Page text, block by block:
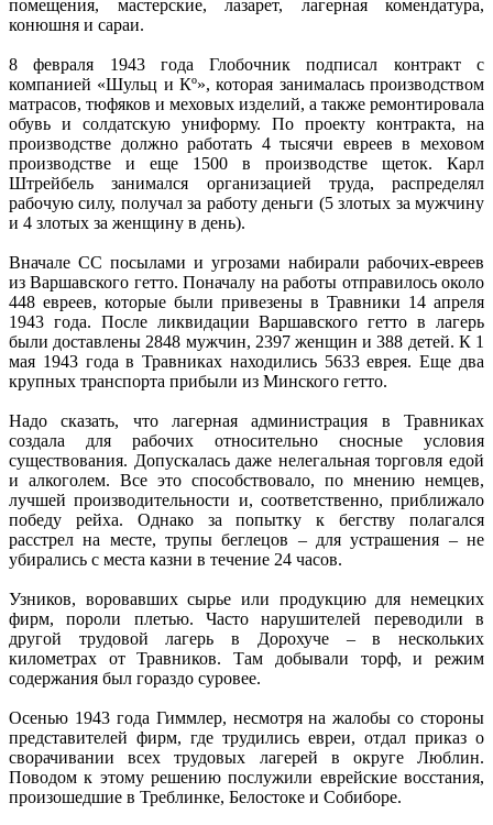
помещения, мастерские, лазарет, лагерная комендатура,
конюшня и сараи.
8 февраля 1943 года Глобочник подписал контракт с
компанией «Шульц и Кº», которая занималась производством
матрасов, тюфяков и меховых изделий, а также ремонтировала
обувь и солдатскую униформу. По проекту контракта, на
производстве должно работать 4 тысячи евреев в меховом
производстве и еще 1500 в производстве щеток. Карл
Штрейбель занимался организацией труда, распределял
рабочую силу, получал за работу деньги (5 злотых за мужчину
и 4 злотых за женщину в день).
Вначале СС посылами и угрозами набирали рабочих-евреев
из Варшавского гетто. Поначалу на работы отправилось около
448 евреев, которые были привезены в Травники 14 апреля
1943 года. После ликвидации Варшавского гетто в лагерь
были доставлены 2848 мужчин, 2397 женщин и 388 детей. К 1
мая 1943 года в Травниках находились 5633 еврея. Еще два
крупных транспорта прибыли из Минского гетто.
Надо сказать, что лагерная администрация в Травниках
создала для рабочих относительно сносные условия
существования. Допускалась даже нелегальная торговля едой
и алкоголем. Все это способствовало, по мнению немцев,
лучшей производительности и, соответственно, приближало
победу рейха. Однако за попытку к бегству полагался
расстрел на месте, трупы беглецов – для устрашения – не
убирались с места казни в течение 24 часов.
Узников, воровавших сырье или продукцию для немецких
фирм, пороли плетью. Часто нарушителей переводили в
другой трудовой лагерь в Дорохуче – в нескольких
километрах от Травников. Там добывали торф, и режим
содержания был гораздо суровее.
Осенью 1943 года Гиммлер, несмотря на жалобы со стороны
представителей фирм, где трудились евреи, отдал приказ о
сворачивании всех трудовых лагерей в округе Люблин.
Поводом к этому решению послужили еврейские восстания,
произошедшие в Треблинке, Белостоке и Собиборе.